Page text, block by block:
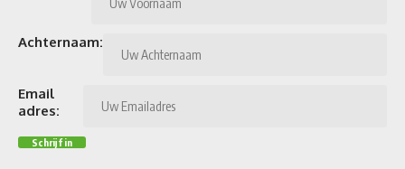
Achternaam:
Email
adres: